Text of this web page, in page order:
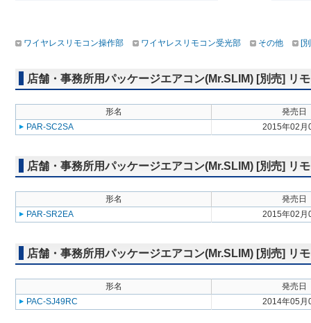
ワイヤレスリモコン操作部 ワイヤレスリモコン受光部 その他 [
店舗・事務所用パッケージエアコン(Mr.SLIM) [別売] リ
形名
発売日
PAR-SC2SA
2015年02月
店舗・事務所用パッケージエアコン(Mr.SLIM) [別売] リ
形名
発売日
PAR-SR2EA
2015年02月
店舗・事務所用パッケージエアコン(Mr.SLIM) [別売] リ
形名
発売日
PAC-SJ49RC
2014年05月